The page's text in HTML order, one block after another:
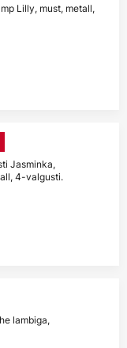
Lilly, must, metall,
Jasminka,
4-valgusti.
lambiga,